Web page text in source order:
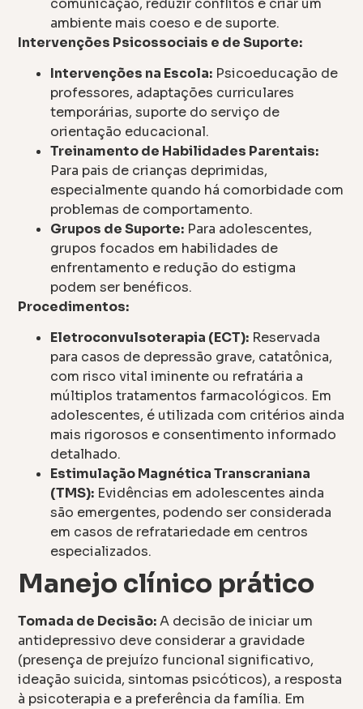
ambiente mais coeso e de suporte.
Intervenções Psicossociais e de Suporte:
Intervenções na Escola: Psicoeducação de
professores, adaptações curriculares
temporárias, suporte do serviço de
orientação educacional.
Treinamento de Habilidades Parentais:
Para pais de crianças deprimidas,
especialmente quando há comorbidade com
problemas de comportamento.
Grupos de Suporte: Para adolescentes,
grupos focados em habilidades de
enfrentamento e redução do estigma
podem ser benéficos.
Procedimentos:
Eletroconvulsoterapia (ECT): Reservada
para casos de depressão grave, catatônica,
com risco vital iminente ou refratária a
múltiplos tratamentos farmacológicos. Em
adolescentes, é utilizada com critérios ainda
mais rigorosos e consentimento informado
detalhado.
Estimulação Magnética Transcraniana
(TMS): Evidências em adolescentes ainda
são emergentes, podendo ser considerada
em casos de refratariedade em centros
especializados.
Manejo clínico prático
Tomada de Decisão:A decisão de iniciar um
antidepressivo deve considerar a gravidade
(presença de prejuízo funcional significativo,
ideação suicida, sintomas psicóticos), a resposta
à psicoterapia e a preferência da família. Em